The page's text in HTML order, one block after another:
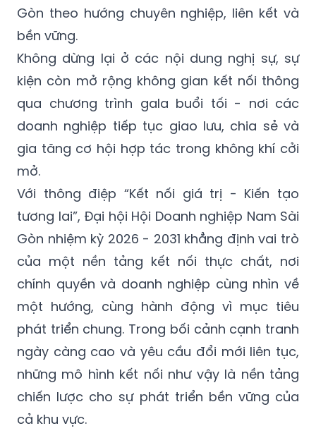
Gòn theo hướng chuyên nghiệp, liên kết và
bền vững.
Không dừng lại ở các nội dung nghị sự, sự
kiện còn mở rộng không gian kết nối thông
qua chương trình gala buổi tối - nơi các
doanh nghiệp tiếp tục giao lưu, chia sẻ và
gia tăng cơ hội hợp tác trong không khí cởi
mở.
Với thông điệp “Kết nối giá trị - Kiến tạo
tương lai”, Đại hội Hội Doanh nghiệp Nam Sài
Gòn nhiệm kỳ 2026 - 2031 khẳng định vai trò
của một nền tảng kết nối thực chất, nơi
chính quyền và doanh nghiệp cùng nhìn về
một hướng, cùng hành động vì mục tiêu
phát triển chung. Trong bối cảnh cạnh tranh
ngày càng cao và yêu cầu đổi mới liên tục,
những mô hình kết nối như vậy là nền tảng
chiến lược cho sự phát triển bền vững của
cả khu vực.